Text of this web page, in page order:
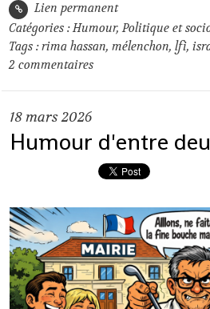
Lien permanent
Catégories :Humour,Politique et
Tags :rima hassan,mélenchon,lfi,
2 commentaires
18mars 2026
Humour d'entre